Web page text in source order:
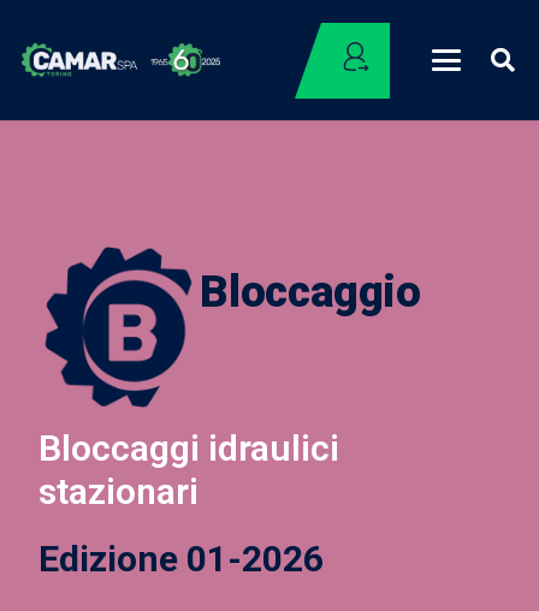
Bloccaggio
Bloccaggi idraulici
stazionari
Edizione 01-2026